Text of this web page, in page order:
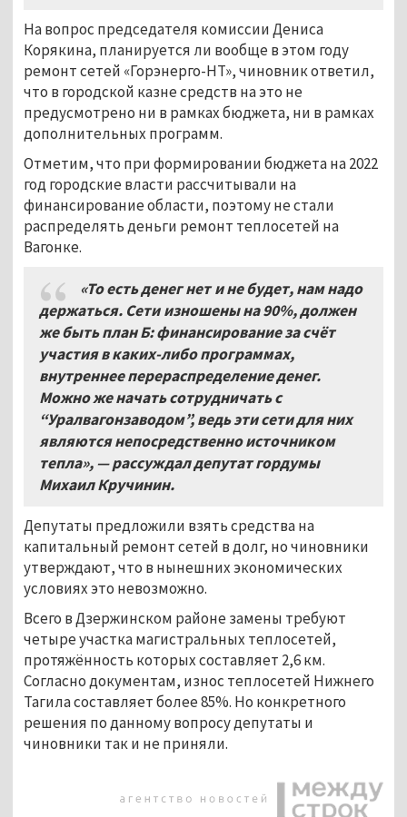
На вопрос председателя комиссии Дениса
Корякина, планируется ли вообще в этом году
ремонт сетей «Горэнерго-НТ», чиновник ответил,
что в городской казне средств на это не
предусмотрено ни в рамках бюджета, ни в рамках
дополнительных программ.
Отметим, что при формировании бюджета на 2022
год городские власти рассчитывали на
финансирование области, поэтому не стали
распределять деньги ремонт теплосетей на
Вагонке.
«То есть денег нет и не будет, нам надо
держаться. Сети изношены на 90%, должен
же быть план Б: финансирование за счёт
участия в каких-либо программах,
внутреннее перераспределение денег.
Можно же начать сотрудничать с
“Уралвагонзаводом”, ведь эти сети для них
являются непосредственно источником
тепла», — рассуждал депутат гордумы
Михаил Кручинин.
Депутаты предложили взять средства на
капитальный ремонт сетей в долг, но чиновники
утверждают, что в нынешних экономических
условиях это невозможно.
Всего в Дзержинском районе замены требуют
четыре участка магистральных теплосетей,
протяжённость которых составляет 2,6 км.
Согласно документам, износ теплосетей Нижнего
Тагила составляет более 85%. Но конкретного
решения по данному вопросу депутаты и
чиновники так и не приняли.